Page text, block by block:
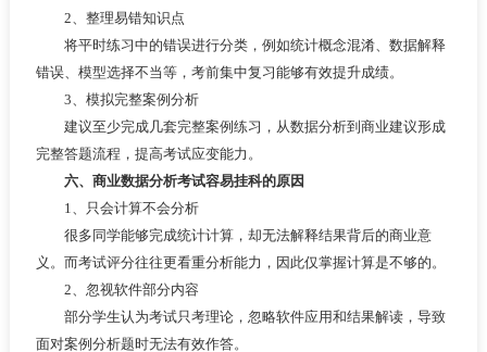
2、整理易错知识点
将平时练习中的错误进行分类，例如统计概念混淆、数据解释
错误、模型选择不当等，考前集中复习能够有效提升成绩。
3、模拟完整案例分析
建议至少完成几套完整案例练习，从数据分析到商业建议形成
完整答题流程，提高考试应变能力。
六、商业数据分析考试容易挂科的原因
1、只会计算不会分析
很多同学能够完成统计计算，却无法解释结果背后的商业意
义。而考试评分往往更看重分析能力，因此仅掌握计算是不够的。
2、忽视软件部分内容
部分学生认为考试只考理论，忽略软件应用和结果解读，导致
面对案例分析题时无法有效作答。